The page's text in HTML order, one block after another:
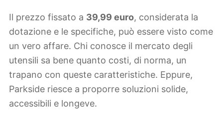
Il prezzo fissato a 39,99 euro, considerata la
dotazione e le specifiche, può essere visto come
un vero affare. Chi conosce il mercato degli
utensili sa bene quanto costi, di norma, un
trapano con queste caratteristiche. Eppure,
Parkside riesce a proporre soluzioni solide,
accessibili e longeve.